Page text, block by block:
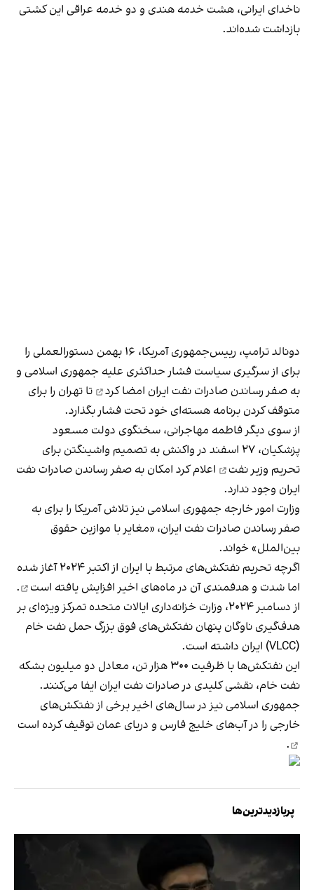
ناخدای ایرانی، هشت خدمه هندی و دو خدمه عراقی این کشتی
بازداشت شده‌اند.
دونالد ترامپ، رییس‌جمهوری آمریکا، ۱۶ بهمن دستورالعملی را
برای از سرگیری سیاست فشار حداکثری علیه جمهوری اسلامی و
به صفر رساندن صادرات نفت ایران امضا کرد
تا تهران را برای
متوقف کردن برنامه هسته‌ای خود تحت فشار بگذارد.
از سوی دیگر فاطمه مهاجرانی، سخنگوی دولت مسعود
پزشکیان، ۲۷ اسفند در واکنش به تصمیم واشینگتن برای
تحریم وزیر نفت
اعلام کرد امکان به صفر رساندن صادرات نفت
ایران وجود ندارد.
وزارت امور خارجه جمهوری اسلامی نیز تلاش آمریکا را برای به
صفر رساندن صادرات نفت ایران، «مغایر با موازین حقوق
بین‌الملل» خواند.
اگرچه تحریم نفتکش‌های مرتبط با ایران از اکتبر ۲۰۲۴ آغاز شده‌
اما شدت و هدفمندی آن در ماه‌های اخیرافزایش یافته است
.
از دسامبر ۲۰۲۴، وزارت خزانه‌داری ایالات متحده تمرکز ویژه‌ای بر
هدف‌گیری ناوگان پنهان نفتکش‌های فوق بزرگ حمل نفت خام
(VLCC) ایران داشته است.
این نفتکش‌ها با ظرفیت ۳۰۰ هزار تن، معادل دو میلیون بشکه
نفت خام، نقشی کلیدی در صادرات نفت ایران ایفا می‌کنند.
جمهوری اسلامی نیز در سال‌های اخیر برخی از نفتکش‌های
خارجی را در آب‌های خلیج فارس و دریای عمان توقیف کرده است
.
پربازدیدترین‌ها